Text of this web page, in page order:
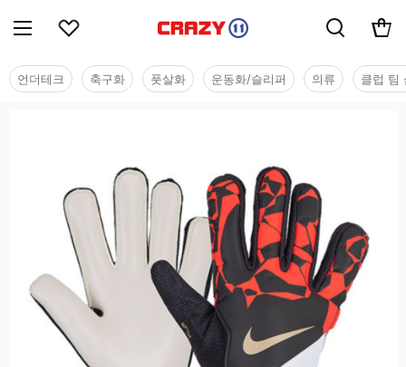
언더테크 축구화 풋살화 운동화/슬리퍼 의류 클럽 팀